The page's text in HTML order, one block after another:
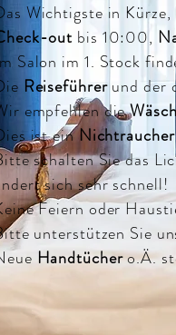
Wichtigste in
out bis 10:00,
Salon im 1. Stock
Reiseführerund der
empfehlen die
ist ein
schalten Sie das
sich sehr schnell!
Feiern oder
unterstützen Sie
Handtüchero.Ä.